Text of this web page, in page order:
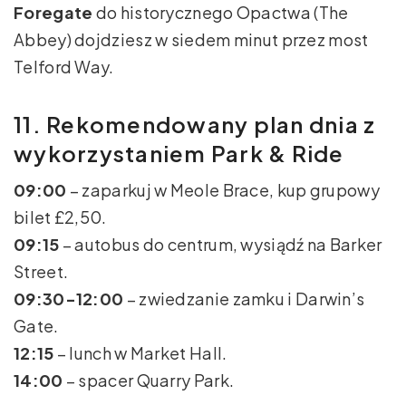
Foregate do historycznego Opactwa (The
Abbey) dojdziesz w siedem minut przez most
Telford Way.
11. Rekomendowany plan dnia z
wykorzystaniem Park & Ride
09:00 – zaparkuj w Meole Brace, kup grupowy
bilet £2,50.
09:15 – autobus do centrum, wysiądź na Barker
Street.
09:30-12:00 – zwiedzanie zamku i Darwin’s
Gate.
12:15 – lunch w Market Hall.
14:00 – spacer Quarry Park.